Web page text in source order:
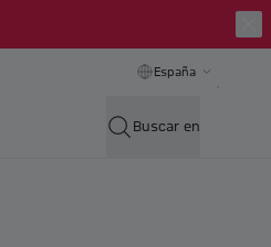
España
Buscar en